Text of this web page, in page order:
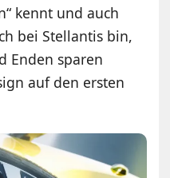
kennt und auch
bei Stellantis bin,
Enden sparen
auf den ersten